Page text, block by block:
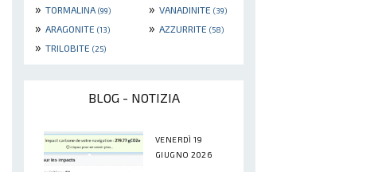
» TORMALINA (99) » VANADINITE (39)
» ARAGONITE (13) » AZZURRITE (58)
» TRILOBITE (25)
BLOG - NOTIZIA
VENERDÌ 19
GIUGNO 2026